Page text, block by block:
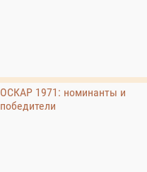
ОСКАР 1971: номинанты и
победители